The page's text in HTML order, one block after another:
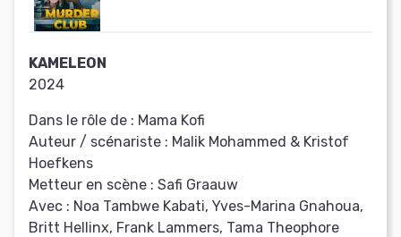
KAMELEON
2024
Dans le rôle de : Mama Kofi
Auteur / scénariste : Malik Mohammed & Kristof
Hoefkens
Metteur en scène : Safi Graauw
Avec : Noa Tambwe Kabati, Yves-Marina Gnahoua,
Britt Hellinx, Frank Lammers, Tama Theophore